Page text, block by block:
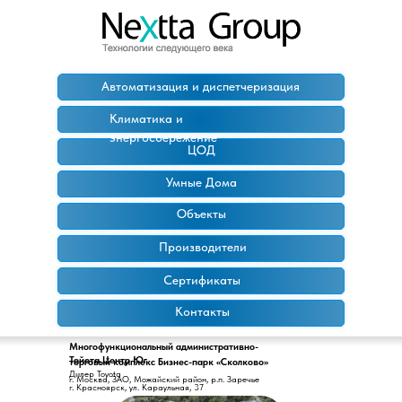
Автоматизация и диспетчеризация
Климатика и
энергосбережение
ЦОД
Умные Дома
Объекты
Производители
Сертификаты
Контакты
Тойота Центр Юг
Дилер Toyota
г. Красноярск, ул. Караульная, 37
Многофункциональный административно-
торговый комплекс Бизнес-парк «Сколково»
г. Москва, ЗАО, Можайский район, р.п. Заречье